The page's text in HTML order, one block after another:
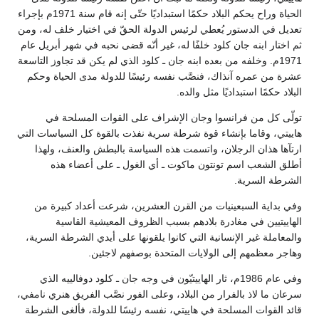
الحياة وراح يحكم البلاد حكمًا استبداديًا حتّى إنه قام سنة 1971م بإجراء
تعديل في الدستور يُعطي لرئيس الدولة الحقّ في اختيار خلف له، ومن
ثم اختار ابنه جان كلود خلفًا له، غير أنّه قضى نحبه في شهر أبريل عام
1971م. وخلفه من بعده ابنه جان ـ كلود الذي لم يكن قد تجاوز التاسعة
عشرة من عمره آنذاك، فنصَّب نفسه رئيسًا للدولة مدى الحياة وحكم
البلاد حكمًا استبداديًا مثل والده.
تولّى كل من فرانسوا وجان الإشراف على القوات المسلحة في
هاييتي، وقاما بإنشاء قوة شرطة سرية نفذت بالقوة كل السياسات التي
ارتآها هذان الرجلان، واتسمت هذه السياسة بالبطش والعنف، ولهذا
أطلق الشعب اسم تونتون ماكوت ـ أي الغول ـ على أعضاء هذه
الشرطة السرية.
وفي بداية السبعينيات من القرن العشرين، شرعت أعداد كبيرة من
الهاييتيين في مغادرة بلادهم بسبب الظروف المعيشية القاسية
والمعاملة غير الإنسانية التي كانوا يلقونها على أيدي الشرطة السرية،
وهاجر معظمهم إلى الولايات المتحدة بوصفهم لاجئين.
وفي عام 1986م، ثار الهاييتيّون في وجه جان ـ كلود دوفالييه الذي
سرعان ما لاذ بالفرار من البلاد، وعلى الفور نصَّب الفريق هنري نامفي،
قائد القوات المسلحة في هاييتي، نفسه رئيسًا للدولة، فألغى الشرطة